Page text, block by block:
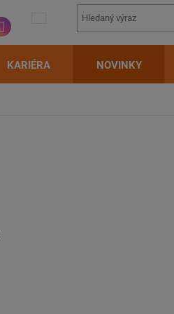
KARIÉRA NOVINKY